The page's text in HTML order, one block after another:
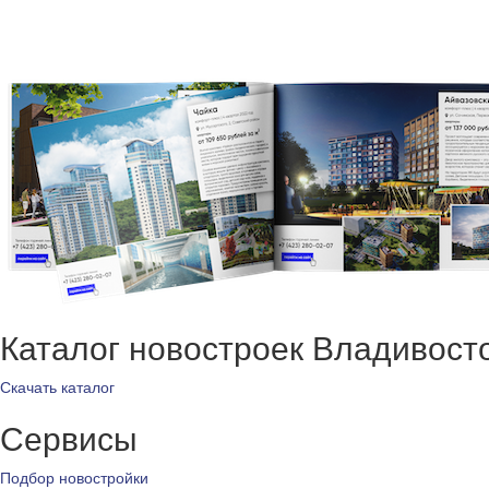
Каталог новостроек
Скачать каталог
Сервисы
Подбор новостройки